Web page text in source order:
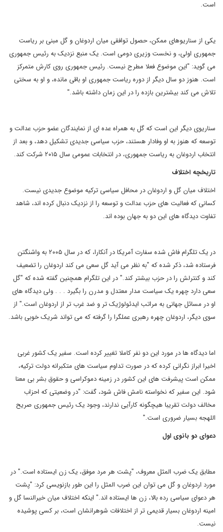
است.
یکی از سناریوهای ممکن، حصول توافقی میان اردوغان و گل مبنی بر ریاست
جمهوری اولی، و نخست وزیری دومی است. یک منبع نزدیک به رئیس جمهوری
می گوید: "این موضوع فعلا مطرح نیست. رئیس جمهوری روی کارش متمرکز
است. هنوز دو سال دیگر از دوره ریاست جمهوری او باقی مانده، و او به سختی
تلاش می کند بیشترین بازده را در این زمان داشته باشد."
سناریوی دیگر این است که گل به همراه عده ای از نمایندگان عضو حزب عدالت و
توسعه که هنوز به او وفادار هستند، حزب سیاسی جدیدی تشکیل دهد، و بعد از
انتخاب اردوغان به ریاست جمهوری، در انتخابات عمومی سال ۲۰۱۵ شرکت کند.
تاریخچه اختلاف
اختلاف میان گل و اردوغان در محافل سیاسی ترکیه موضوع جدیدی نیست.
کسانی که فعالیت های حزب عدالت و توسعه را از نزدیک دنبال کرده اند، شاهد
تفاوت دیدگاه های این دو به جهان بوده اند.
در یک تلگرام فاش شده سفارت آمریکا در آنکارا، که در سال ۲۰۰۵ به واشنگتن
فرستاده شد، ذکر شده که "به نظر می آید گل سعی می کند اردوغان را تضعیف
کند و کنترلش را در حزب بیشتر کند." در این تلگرام همچنین گفته شده که "گل
سعی دارد چهره یک سیاست مدار معتدل و مدرن را بگیرد . . . ولی دیدگاه های
او در مسائل جهانی به مراتب ایدئولوژیک تر و ضد غرب تر از اردوغان است." از
سوی دیگر، اردوغان چهره رهبری عملگرا را گرفته که می تواند شریک خوبی باشد.
اما دیدگاه ها در مورد این دو نفر کاملا تغییر کرده است. سفیر یک کشور غربی
اخیرا ابراز نگرانی کرده که در صورت تداوم سیاست های متکبرانه دولت ترکیه،
ممکن است پیشرفت های این کشور در زمینه دموکراسی و حقوق بشر بی معنا
شود. این سفیر که نخواسته نامش فاش شود، گفت: "در وضعیتی که احزاب
مخالف دولت تقریبا هیچگونه کارآیی ندارند، وجود یک رئیس جمهوری صریح
اللهجه بسیار ضروری است."
دعوای دو بانوی اول
مطابق یک ضرب المثل معروف، "پشت هر مرد موفق، یک زن ایستاده است." در
مورد اردوغان و گل می توان این ضرب المثل را این طور بازنویسی کرد: "پشت
هر دعوای سیاسی رده بالا، زن ها ایستاده اند." اینکه اختلاف میان خیرالنسا گل و
امینه اردوغان بسیار قدیمی تر از اختلافات شوهرانشان است، بر کسی پوشیده
نیست.